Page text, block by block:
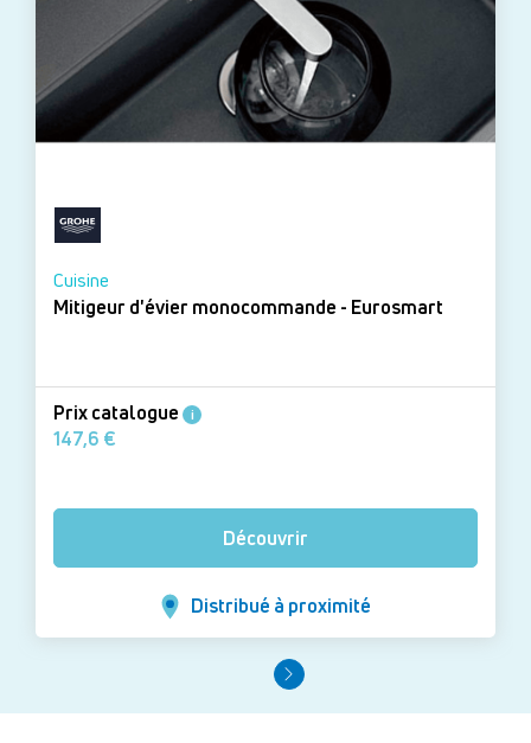
Cuisine
Mitigeur d'évier monocommande - Eurosmart
Prix catalogue i
147,6 €
Découvrir
Distribué à proximité